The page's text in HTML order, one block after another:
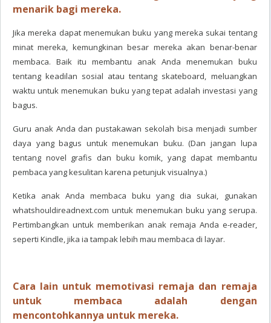
menarik bagi mereka.
Jika mereka dapat menemukan buku yang mereka sukai tentang
minat mereka, kemungkinan besar mereka akan benar-benar
membaca. Baik itu membantu anak Anda menemukan buku
tentang keadilan sosial atau tentang skateboard, meluangkan
waktu untuk menemukan buku yang tepat adalah investasi yang
bagus.
Guru anak Anda dan pustakawan sekolah bisa menjadi sumber
daya yang bagus untuk menemukan buku. (Dan jangan lupa
tentang novel grafis dan buku komik, yang dapat membantu
pembaca yang kesulitan karena petunjuk visualnya.)
Ketika anak Anda membaca buku yang dia sukai, gunakan
whatshouldireadnext.com untuk menemukan buku yang serupa.
Pertimbangkan untuk memberikan anak remaja Anda e-reader,
seperti Kindle, jika ia tampak lebih mau membaca di layar.
Cara lain untuk memotivasi remaja dan remaja
untuk membaca adalah dengan
mencontohkannya untuk mereka.